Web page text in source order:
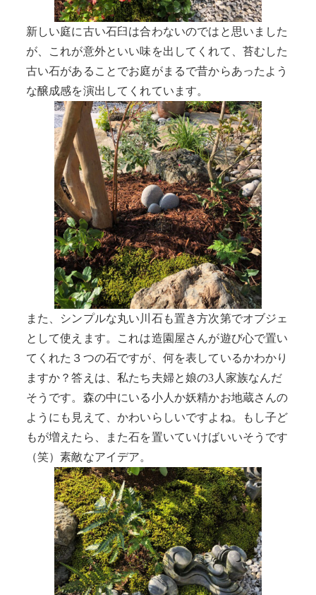
新しい庭に古い石臼は合わないのではと思いました
が、これが意外といい味を出してくれて、苔むした
古い石があることでお庭がまるで昔からあったよう
な醸成感を演出してくれています。
また、シンプルな丸い川石も置き方次第でオブジェ
として使えます。これは造園屋さんが遊び心で置い
てくれた３つの石ですが、何を表しているかわかり
ますか？答えは、私たち夫婦と娘の3人家族なんだ
そうです。森の中にいる小人か妖精かお地蔵さんの
ようにも見えて、かわいらしいですよね。もし子ど
もが増えたら、また石を置いていけばいいそうです
（笑）素敵なアイデア。